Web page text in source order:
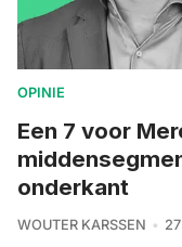
OPINIE
Een 7 voor
onderkant
WOUTER KARSSEN